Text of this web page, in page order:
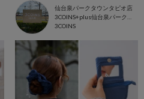
仙台泉パークタウンタピオ店
3COINS